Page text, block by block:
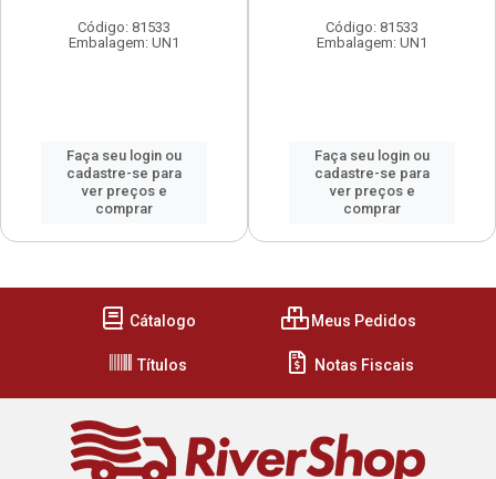
Código: 81533
Embalagem: UN1
Faça seu login ou
cadastre-se para
ver preços e
comprar
Código: 81533
Embalagem: UN1
Faça seu login ou
cadastre-se para
ver preços e
comprar
Cátalogo Meus Pedidos
Títulos Notas Fiscais